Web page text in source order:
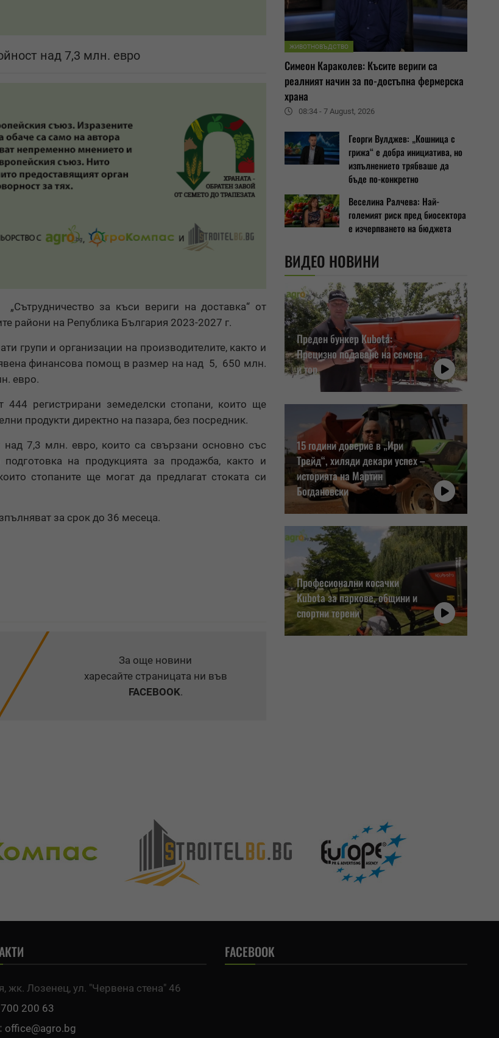
над 7,3 млн. евро
за къси вериги на доставка“ от
райони на Република България 2023-2027 г.
групи и организации на производителите, както и
финансова помощ в размер на над 5, 650 млн.
евро.
регистрирани земеделски стопани, които ще
продукти директно на пазара, без посредник.
над 7,3 млн. евро, които са свързани основно със
на продукцията за продажба, както и
стопаните ще могат да предлагат стоката си
за срок до 36 месеца.
За още новини
харесайте страницата ни във
FACEBOOK.
ЖИВОТНОВЪДСТВО
Симеон Караколев: Късите вериги са
реалният начин за по-достъпна фермерска
храна
08:34 - 7 August, 2026
Георги Вулджев: „Кошница с
грижа“ е добра инициатива, но
изпълнението трябваше да
бъде по-конкретно
Веселина Ралчева: Най-
големият риск пред биосектора
е изчерпването на бюджета
ВИДЕО НОВИНИ
Преден бункер Kubota:
Прецизно подаване на семена
и тор
15 години доверие в „Ири
Трейд“, хиляди декари успех –
историята на Мартин
Богдановски
Професионални косачки
Kubota за паркове, общини и
спортни терени
жк. Лозенец, ул. "Червена стена" 46
200 63
office@agro.bg
FACEBOOK